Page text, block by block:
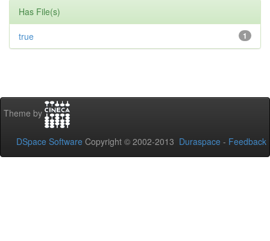
Has File(s)
1
true
Theme by
DSpace Software Copyright © 2002-2013 Duraspace - Feedback